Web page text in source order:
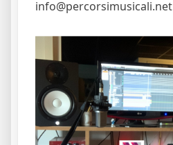
info@percorsimusicali.net